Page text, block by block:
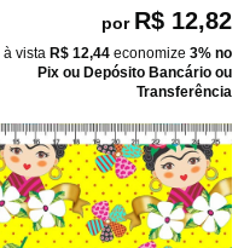
por R$ 12,82
à vista R$ 12,44 economize 3% no
Pix ou Depósito Bancário ou
Transferência